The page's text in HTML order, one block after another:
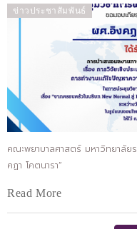
ข่าวประชาสัมพันธ์
คณะพยาบาลศาสตร์ มหาวิทยาลั
คฏา โคตนารา”
Read More